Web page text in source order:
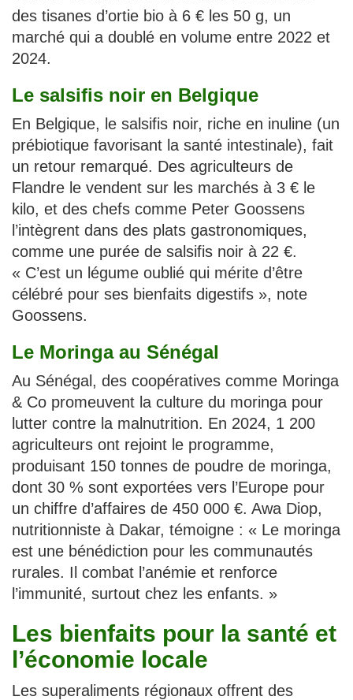
des tisanes d’ortie bio à 6 € les 50 g, un
marché qui a doublé en volume entre 2022 et
2024.
Le salsifis noir en Belgique
En Belgique, le salsifis noir, riche en inuline (un
prébiotique favorisant la santé intestinale), fait
un retour remarqué. Des agriculteurs de
Flandre le vendent sur les marchés à 3 € le
kilo, et des chefs comme Peter Goossens
l’intègrent dans des plats gastronomiques,
comme une purée de salsifis noir à 22 €.
« C’est un légume oublié qui mérite d’être
célébré pour ses bienfaits digestifs », note
Goossens.
Le Moringa au Sénégal
Au Sénégal, des coopératives comme Moringa
& Co promeuvent la culture du moringa pour
lutter contre la malnutrition. En 2024, 1 200
agriculteurs ont rejoint le programme,
produisant 150 tonnes de poudre de moringa,
dont 30 % sont exportées vers l’Europe pour
un chiffre d’affaires de 450 000 €. Awa Diop,
nutritionniste à Dakar, témoigne : « Le moringa
est une bénédiction pour les communautés
rurales. Il combat l’anémie et renforce
l’immunité, surtout chez les enfants. »
Les bienfaits pour la santé et
l’économie locale
Les superaliments régionaux offrent des